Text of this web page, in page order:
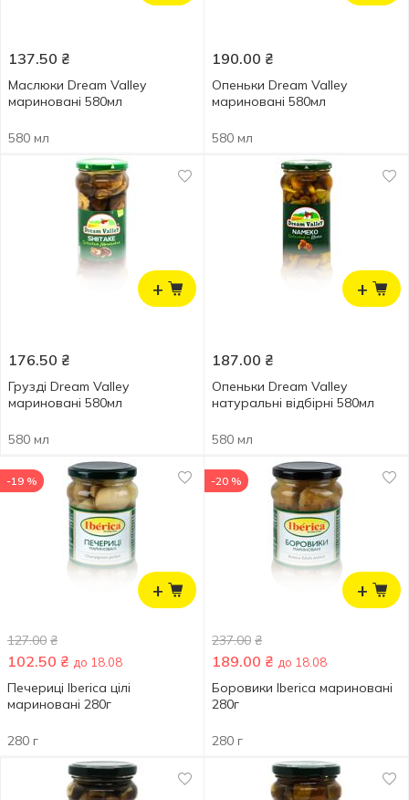
137.50 ₴
Маслюки Dream Valley
мариновані 580мл
580 мл
190.00 ₴
Опеньки Dream Valley
мариновані 580мл
580 мл
+
176.50 ₴
Грузді Dream Valley
мариновані 580мл
580 мл
+
187.00 ₴
Опеньки Dream Valley
натуральні відбірні 580мл
580 мл
+
-19 %
127.00 ₴
102.50 ₴ до 18.08
Печериці Iberica цілі
мариновані 280г
280 г
+
-20 %
237.00 ₴
189.00 ₴ до 18.08
Боровики Iberica мариновані
280г
280 г